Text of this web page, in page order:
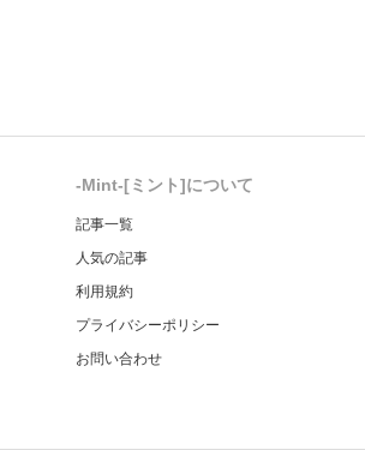
-Mint-[ミント]について
記事一覧
人気の記事
利用規約
プライバシーポリシー
お問い合わせ